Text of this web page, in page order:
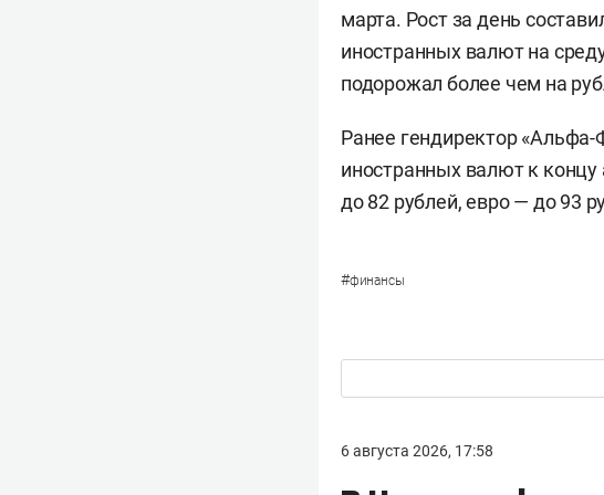
марта. Рост за день
иностранных валют на
подорожал более чем на
Ранее гендиректор «Альфа-
иностранных валют к концу
до 82 рублей, евро — до 93
#финансы
6 августа 2026, 17:58